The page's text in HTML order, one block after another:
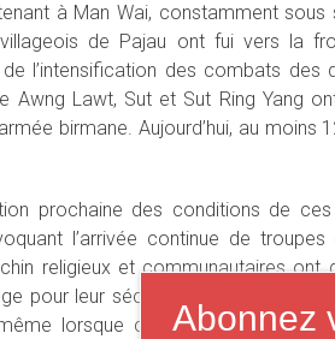
à Man Wai, constamment sous
de Pajau ont fui vers la
l’intensification des combats des
Awng Lawt, Sut et Sut Ring Yang
birmane. Aujourd’hui, au moins
prochaine des conditions de
l’arrivée continue de troupes
religieux et communautaires ont
pour leur sécurité. Cependant,
lorsque cet épisodeAbonnez